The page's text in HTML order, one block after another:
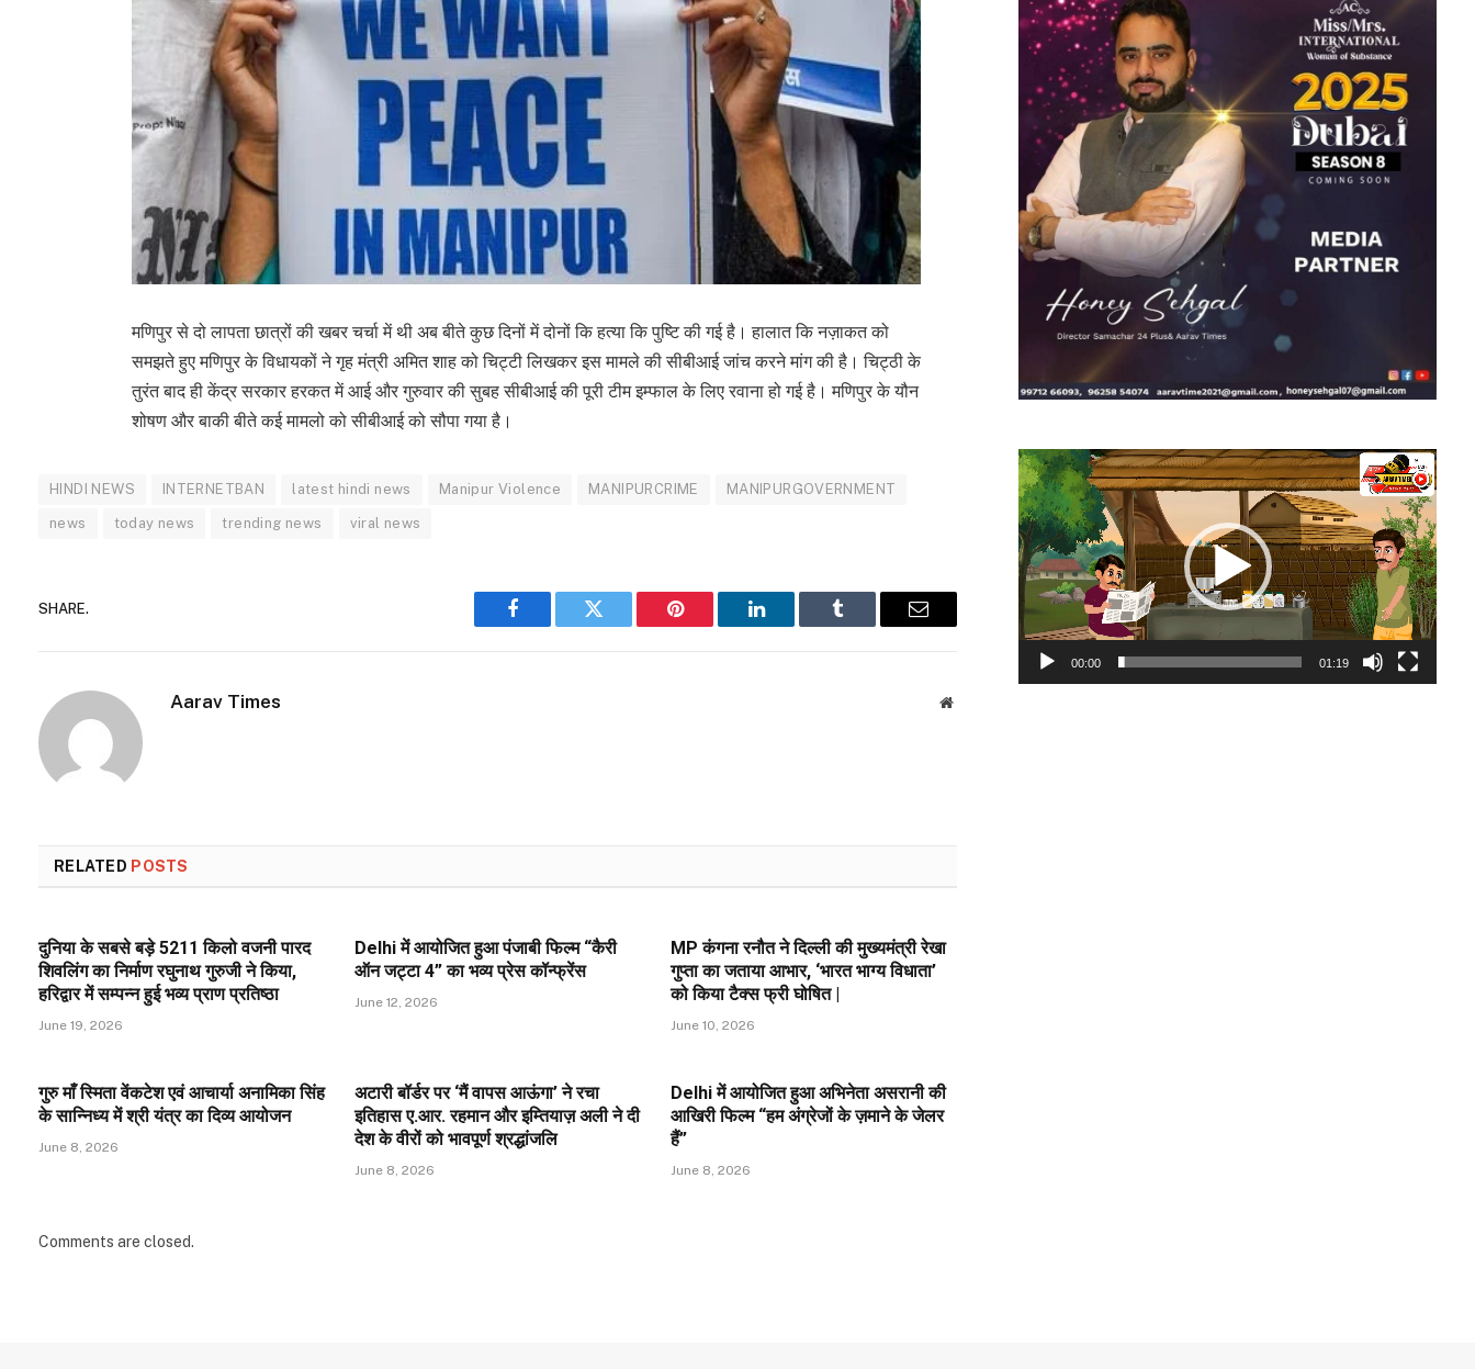
मणिपुर से दो लापता छात्रों की खबर चर्चा में थी अब बीते कुछ दिनों में दोनों कि हत्या कि पुष्टि की गई है। हालात कि नज़ाकत को
समझते हुए मणिपुर के विधायकों ने गृह मंत्री अमित शाह को चिट्टी लिखकर इस मामले की सीबीआई जांच करने मांग की है। चिट्ठी के
तुरंत बाद ही केंद्र सरकार हरकत में आई और गुरुवार की सुबह सीबीआई की पूरी टीम इम्फाल के लिए रवाना हो गई है। मणिपुर के यौन
शोषण और बाकी बीते कई मामलो को सीबीआई को सौपा गया है।
HINDI NEWS INTERNETBAN latest hindi news Manipur Violence MANIPURCRIME MANIPURGOVERNMENT
news today news trending news viral news
SHARE.
Facebook Twitter Pinterest LinkedIn Tumblr Email
Aarav Times Website
RELATED POSTS
दुनिया के सबसे बड़े 5211 किलो वजनी पारद
शिवलिंग का निर्माण रघुनाथ गुरुजी ने किया,
हरिद्वार में सम्पन्न हुई भव्य प्राण प्रतिष्ठा
June 19, 2026
Delhi में आयोजित हुआ पंजाबी फिल्म “कैरी
ऑन जट्टा 4” का भव्य प्रेस कॉन्फ्रेंस
June 12, 2026
MP कंगना रनौत ने दिल्ली की मुख्यमंत्री रेखा
गुप्ता का जताया आभार, ‘भारत भाग्य विधाता’
को किया टैक्स फ्री घोषित |
June 10, 2026
गुरु माँ स्मिता वेंकटेश एवं आचार्या अनामिका सिंह
के सान्निध्य में श्री यंत्र का दिव्य आयोजन
June 8, 2026
अटारी बॉर्डर पर ‘मैं वापस आऊंगा’ ने रचा
इतिहास ए.आर. रहमान और इम्तियाज़ अली ने दी
देश के वीरों को भावपूर्ण श्रद्धांजलि
June 8, 2026
Delhi में आयोजित हुआ अभिनेता असरानी की
आखिरी फिल्म “हम अंग्रेजों के ज़माने के जेलर
हैं”
June 8, 2026
Comments are closed.
Video
Player
00:00 01:19